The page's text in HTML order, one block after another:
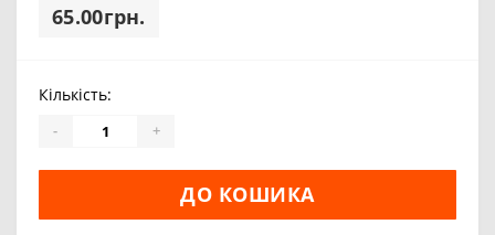
65.00грн.
Кількість:
- +
ДО КОШИКА